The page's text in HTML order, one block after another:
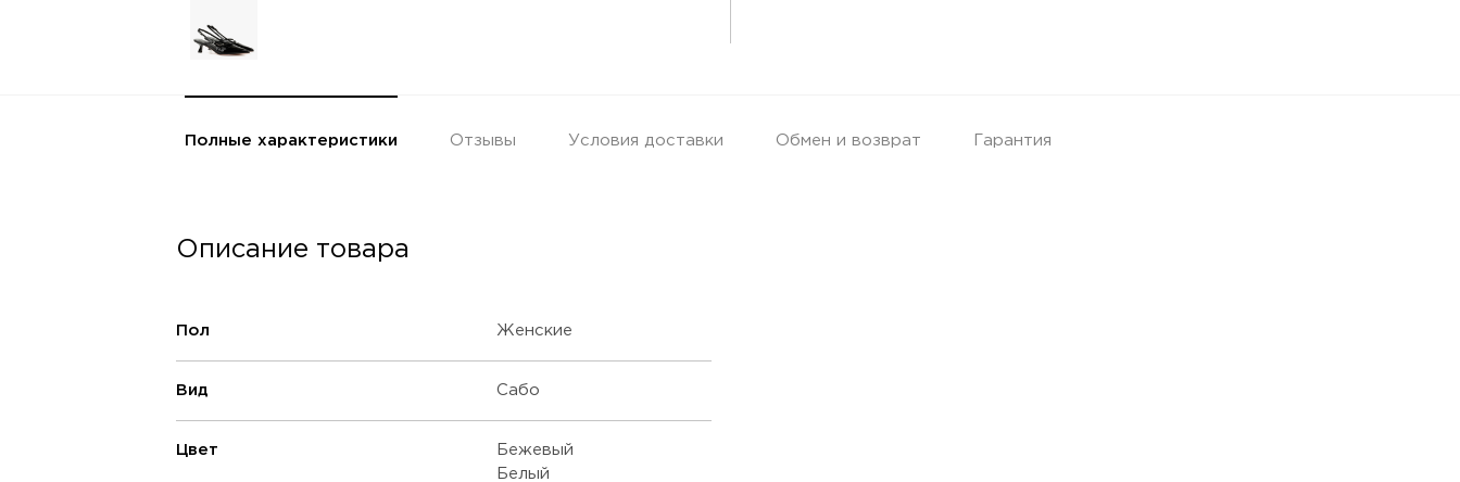
Полные характеристики Отзывы Условия доставки Обмен и возврат Гарантия
Описание товара
Пол Женские
Вид Сабо
Цвет
Бежевый
Белый